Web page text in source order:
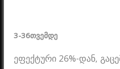
3-36თვემდე
ეფექტური 26%-დან,